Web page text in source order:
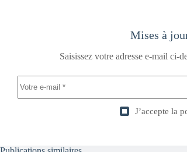
Mises à
Saisissez votre adresse e-mail ci-
J’accepte la